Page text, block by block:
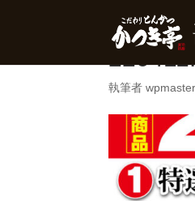
執筆者wpmaster